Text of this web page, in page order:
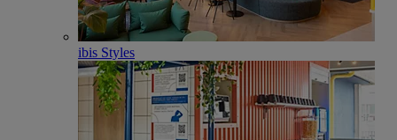
ibis Styles